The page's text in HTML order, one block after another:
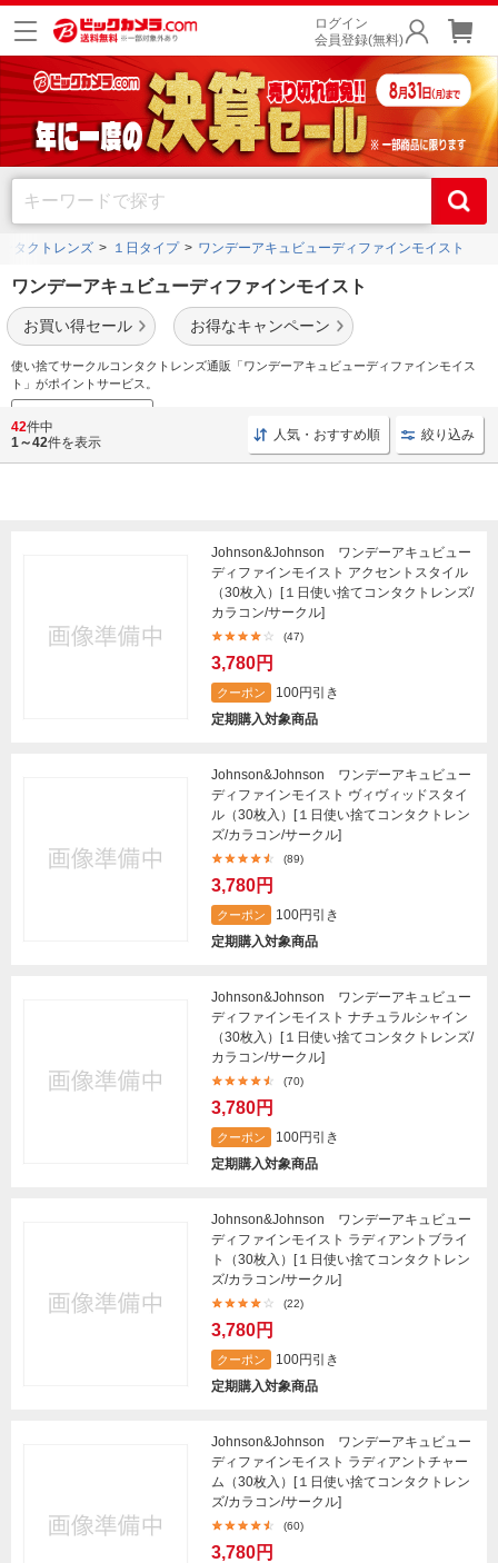
ログイン
会員登録(無料)
タクトレンズ １日タイプ ワンデーアキュビューディファインモイスト
ワンデーアキュビューディファインモイスト
お買い得セール お得なキャンペーン
使い捨てサークルコンタクトレンズ通販「ワンデーアキュビューディファインモイス
ト」がポイントサービス。
カラコンラインナップ
42件中
1～42件を表示 人気・おすすめ順 絞り込み
Johnson&Johnson ワンデーアキュビュー
ディファインモイスト アクセントスタイル
（30枚入）[１日使い捨てコンタクトレンズ/
カラコン/サークル]
(47)
3,780円
クーポン
100円引き
定期購入対象商品
Johnson&Johnson ワンデーアキュビュー
ディファインモイスト ヴィヴィッドスタイ
ル（30枚入）[１日使い捨てコンタクトレン
ズ/カラコン/サークル]
(89)
3,780円
クーポン
100円引き
定期購入対象商品
Johnson&Johnson ワンデーアキュビュー
ディファインモイスト ナチュラルシャイン
（30枚入）[１日使い捨てコンタクトレンズ/
カラコン/サークル]
(70)
3,780円
クーポン
100円引き
定期購入対象商品
Johnson&Johnson ワンデーアキュビュー
ディファインモイスト ラディアントブライ
ト（30枚入）[１日使い捨てコンタクトレン
ズ/カラコン/サークル]
(22)
3,780円
クーポン
100円引き
定期購入対象商品
Johnson&Johnson ワンデーアキュビュー
ディファインモイスト ラディアントチャー
ム（30枚入）[１日使い捨てコンタクトレン
ズ/カラコン/サークル]
(60)
3,780円